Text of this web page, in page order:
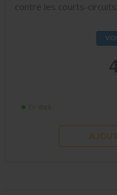
contre les courts-
En stock